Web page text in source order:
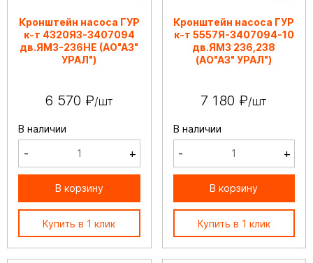
Кронштейн насоса ГУР
к-т 4320Я3-3407094
дв.ЯМЗ-236НЕ (АО"АЗ"
УРАЛ")
6 570 ₽/шт
В наличии
- +
В корзину
Купить в 1 клик
Кронштейн насоса ГУР
к-т 5557Я-3407094-10
дв.ЯМЗ 236,238
(АО"АЗ" УРАЛ")
7 180 ₽/шт
В наличии
- +
В корзину
Купить в 1 клик